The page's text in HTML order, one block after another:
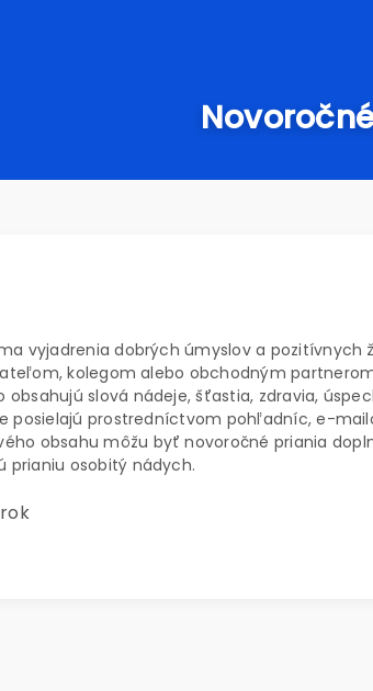
vyjadrenia dobrých úmyslov a pozitívnych
kolegom alebo obchodným
slová nádeje, šťastia, zdravia,
posielajú prostredníctvom pohľadníc, e-
obsahu môžu byť novoročné priania
prianiu osobitý nádych.